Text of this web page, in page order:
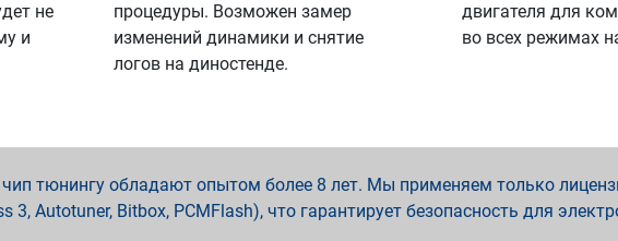
не
и
процедуры. Возможен замер
изменений динамики и снятие
логов на диностенде.
двигателя для
во всех режимах
тюнингу обладают опытом более 8 лет. Мы применяем только
3, Autotuner, Bitbox, PCMFlash), что гарантирует безопасность для